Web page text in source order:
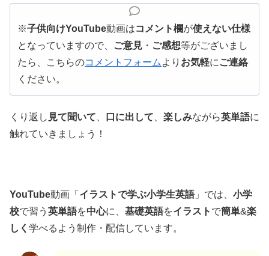
※子供向けYouTube動画はコメント欄が使えない仕様
となっていますので、
ご意見 ・ ご感想等がございまし
たら、こちらのコメントフォーム より お気軽に ご連絡
ください。
くり返し 見て聞いて 口に出して 楽しみながら英単語に
触れていきましょう！
YouTube動画「 イラストで学ぶ小学生英語」では、 小学
校で習う 英単語を中心に、 基礎英語をイラスト で簡単&楽
しく 学べるよう制作・配信しています。